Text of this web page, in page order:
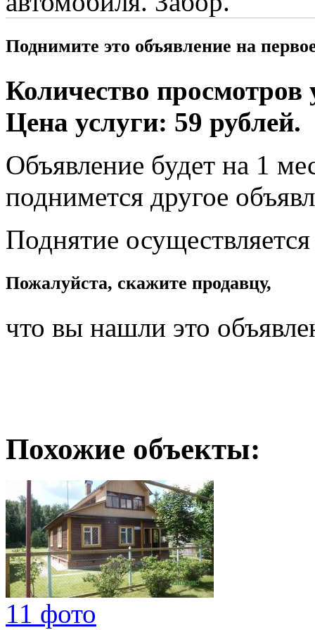
Поднимите это объявление на
Количество просмотров
Цена услуги: 59 рублей.
Объявление будет на 1
поднимется другое
Поднятие
Пожалуйста, скажите продавцу,
что вы нашли это
Похожие объекты:
11 фото